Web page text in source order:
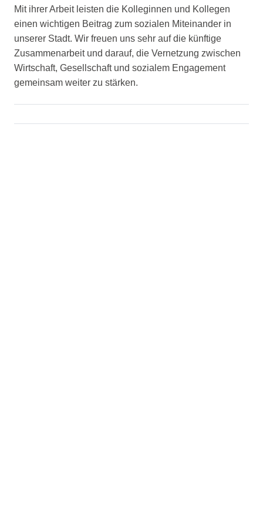
Mit ihrer Arbeit leisten die Kolleginnen und Kollegen
einen wichtigen Beitrag zum sozialen Miteinander in
unserer Stadt. Wir freuen uns sehr auf die künftige
Zusammenarbeit und darauf, die Vernetzung zwischen
Wirtschaft, Gesellschaft und sozialem Engagement
gemeinsam weiter zu stärken.